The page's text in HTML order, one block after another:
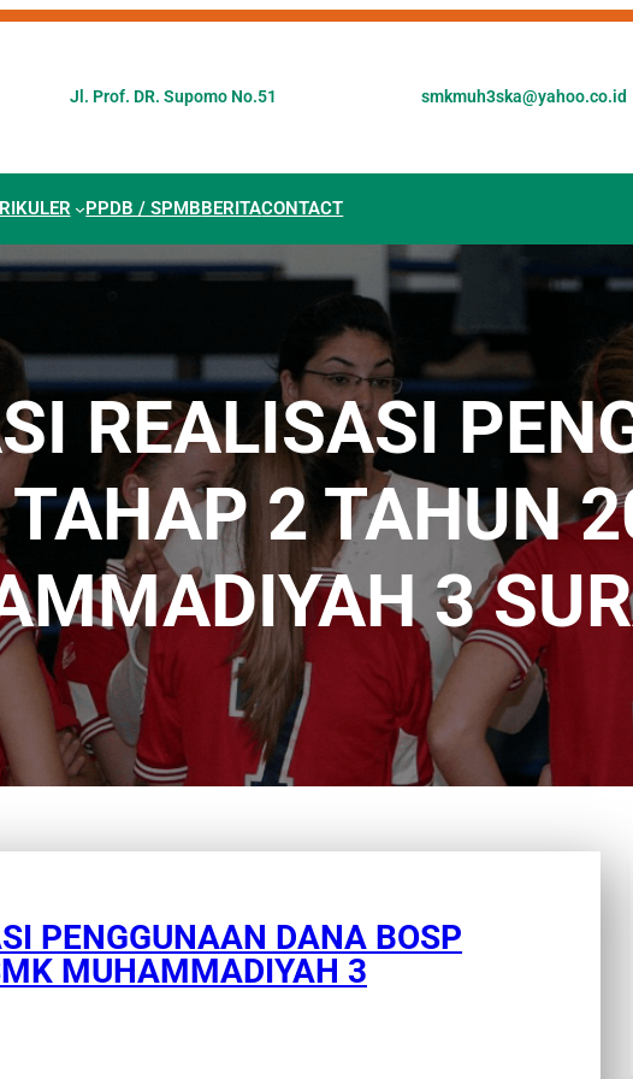
Jl. Prof. DR. Supomo No.51 smkmuh3ska@yahoo.co.id
PPDB / SPMB BERITACONTACT
REALISASI
TAHAP 2 TAHUN
3
PENGGUNAAN DANA BOSP
MUHAMMADIYAH 3